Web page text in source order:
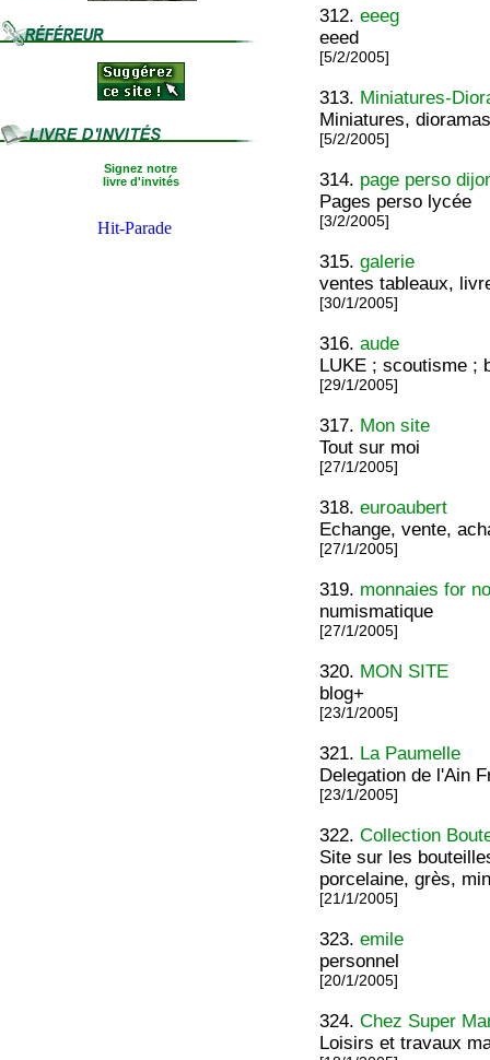
Signez notre
livre d'invités
312.eeeg
eeed
[5/2/2005]
313. Miniatures-
Miniatures,
[5/2/2005]
314. page perso
Pages perso lycée
[3/2/2005]
315.galerie
ventes tableaux,
[30/1/2005]
316.aude
LUKE ; scoutisme ;
[29/1/2005]
317. Mon site
Tout sur moi
[27/1/2005]
318.euroaubert
Echange, vente,
[27/1/2005]
319. monnaies for
numismatique
[27/1/2005]
320. MON SITE
blog+
[23/1/2005]
321. La Paumelle
Delegation de l'Ain
[23/1/2005]
322.Collection
Site sur les
porcelaine, grès,
[21/1/2005]
323.emile
personnel
[20/1/2005]
324.Chez Super
Loisirs et travaux